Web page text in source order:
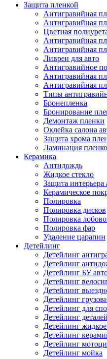
Защита пленкой
Антигравийная
Антигравийная
Цветная
Антигравийная
Антигравийная
Ливреи для авто
Антигравийное
Антигравийная
Антигравийная
Типы
Бронепленка
Бронирование
Демонтаж пленки
Оклейка салона
Защита хрома
Ламинация
Керамика
Антидождь
Жидкое стекло
Защита интерьера
Керамическое
Полировка
Полировка дисков
Полировка
Полировка фар
Удаление царапин
Детейлинг
Детейлинг
Детейлинг
Детейлинг БУ
Детейлинг
Детейлинг
Детейлинг
Детейлинг для
Детейлинг деталей
Детейлинг жидкое
Детейлинг
Детейлинг
Детейлинг мойка